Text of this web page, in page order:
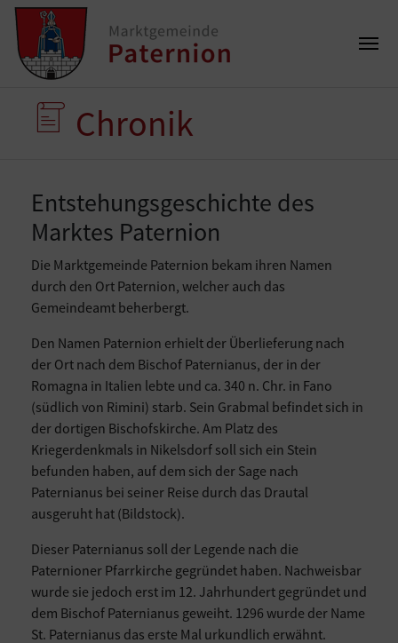
Chronik
Entstehungsgeschichte des
Marktes Paternion
Die Marktgemeinde Paternion bekam ihren Namen
durch den Ort Paternion, welcher auch das
Gemeindeamt beherbergt.
Den Namen Paternion erhielt der Überlieferung nach
der Ort nach dem Bischof Paternianus, der in der
Romagna in Italien lebte und ca. 340 n. Chr. in Fano
(südlich von Rimini) starb. Sein Grabmal befindet sich in
der dortigen Bischofskirche. Am Platz des
Kriegerdenkmals in Nikelsdorf soll sich ein Stein
befunden haben, auf dem sich der Sage nach
Paternianus bei seiner Reise durch das Drautal
ausgeruht hat (Bildstock).
Dieser Paternianus soll der Legende nach die
Paternioner Pfarrkirche gegründet haben. Nachweisbar
wurde sie jedoch erst im 12. Jahrhundert gegründet und
dem Bischof Paternianus geweiht. 1296 wurde der Name
St. Paternianus das erste Mal urkundlich erwähnt.